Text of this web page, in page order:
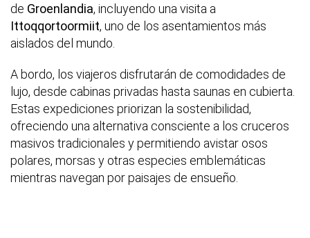
de Groenlandia, incluyendo una visita a
Ittoqqortoormiit, uno de los asentamientos más
aislados del mundo.
A bordo, los viajeros disfrutarán de comodidades de
lujo, desde cabinas privadas hasta saunas en cubierta.
Estas expediciones priorizan la sostenibilidad,
ofreciendo una alternativa consciente a los cruceros
masivos tradicionales y permitiendo avistar osos
polares, morsas y otras especies emblemáticas
mientras navegan por paisajes de ensueño.